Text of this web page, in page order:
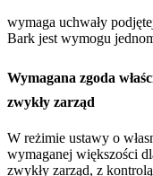
wymaga uchwały
Bark jest wymogu
Wymagana zgoda
zwykły zarząd
W reżimie ustawy o
wymaganej większości
zwykły zarząd, z